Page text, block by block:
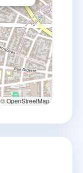
© OpenStreetMap